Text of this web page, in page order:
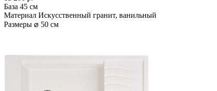
База 45 см
Материал Искусственный гранит, ванильный
Размеры ⌀ 50 см